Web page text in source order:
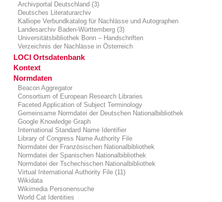
Archivportal Deutschland (3)
Deutsches Literaturarchiv
Kalliope Verbundkatalog für Nachlässe und Autographen
Landesarchiv Baden-Württemberg (3)
Universitätsbibliothek Bonn – Handschriften
Verzeichnis der Nachlässe in Österreich
LOCI Ortsdatenbank
Kontext
Normdaten
Beacon Aggregator
Consortium of European Research Libraries
Faceted Application of Subject Terminology
Gemeinsame Normdatei der Deutschen Nationalbibliothek
Google Knowledge Graph
International Standard Name Identifier
Library of Congress Name Authority File
Normdatei der Französischen Nationalbibliothek
Normdatei der Spanischen Nationalbibliothek
Normdatei der Tschechischen Nationalbibliothek
Virtual International Authority File (11)
Wikidata
Wikimedia Personensuche
World Cat Identities